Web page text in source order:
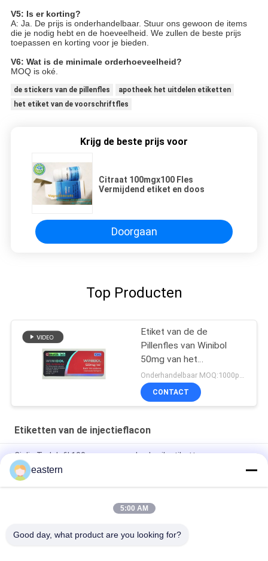
V5: Is er korting?
A: Ja. De prijs is onderhandelbaar. Stuur ons gewoon de items
die je nodig hebt en de hoeveelheid. We zullen de beste prijs
toepassen en korting voor je bieden.
V6: Wat is de minimale orderhoeveelheid?
MOQ is oké.
de stickers van de pillenfles
apotheek het uitdelen etiketten
het etiket van de voorschriftfles
Krijg de beste prijs voor
Citraat 100mgx100 Fles
Vermijdend etiket en doos
Doorgaan
Top Producten
Etiket van de de
Pillenfles van Winibol
50mg van het
Genetiklaboratorium het
Mondelinge
Onderhandelbaar MOQ:1000pcs/design
CONTACT
Etiketten van de injectieflacon
Cialis Tadalafil 100mg voor oraal gebruik etiketten
SS-31 Sterke kleefmiddelen Etiketten Peptide flacon
Etiketten
De Biomexlaboratoria archiveert Anabole Aangepaste
eastern
5:00 AM
Good day, what product are you looking for?